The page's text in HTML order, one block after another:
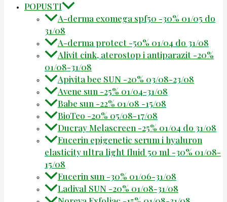
POPUSTI
A-derma exomega spf50 -30% 01/05 do
31/08
A-derma protect -50% 01/04 do 31/08
Alivit cink, aterostop i antiparazit -20%
01/08-31/08
Apivita bee SUN -20% 03/08-23/08
Avene sun -25% 01/04-31/08
Babe sun -22% 01/08 -15/08
BioTeo -20% 05/08-17/08
Ducray Melascreen -25% 01/04 do 31/08
Eucerin epigenetic serum i hyaluron
elasticity ultra light fluid 50 ml -30% 01/08-
15/08
Eucerin sun -30% 01/06-31/08
Ladival SUN -20% 01/08-31/08